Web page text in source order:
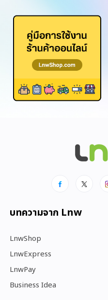
บทความจาก Lnw
LnwShop
LnwExpress
LnwPay
Business Idea